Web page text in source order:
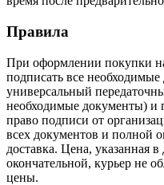
Правила
При оформлении покупки
подписать все
универсальный
необходимые документы) и
право подписи от
всех документов и полной
доставка. Цена, указанная в
окончательной, курьер не
цены.